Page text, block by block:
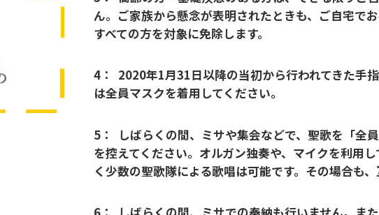
ん。ご家族から懸念が表明されたときも、ご自宅で
すべての方を対象に免除します。
4： 2020年1月31日以降の当初から行われてきた手
は全員マスクを着用してください。
5：
しばらくの間、ミサや集会などで、聖歌を「全
を控えてください。オルガン独奏や、マイクを利用
く少数の聖歌隊による歌唱は可能です。その場合も